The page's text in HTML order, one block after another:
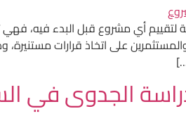
لتقييم أي مشروع قبل البدء فيه،
على اتخاذ قرارات
الجدوى في